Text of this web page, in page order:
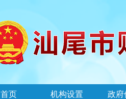
首页 机构设置 政府